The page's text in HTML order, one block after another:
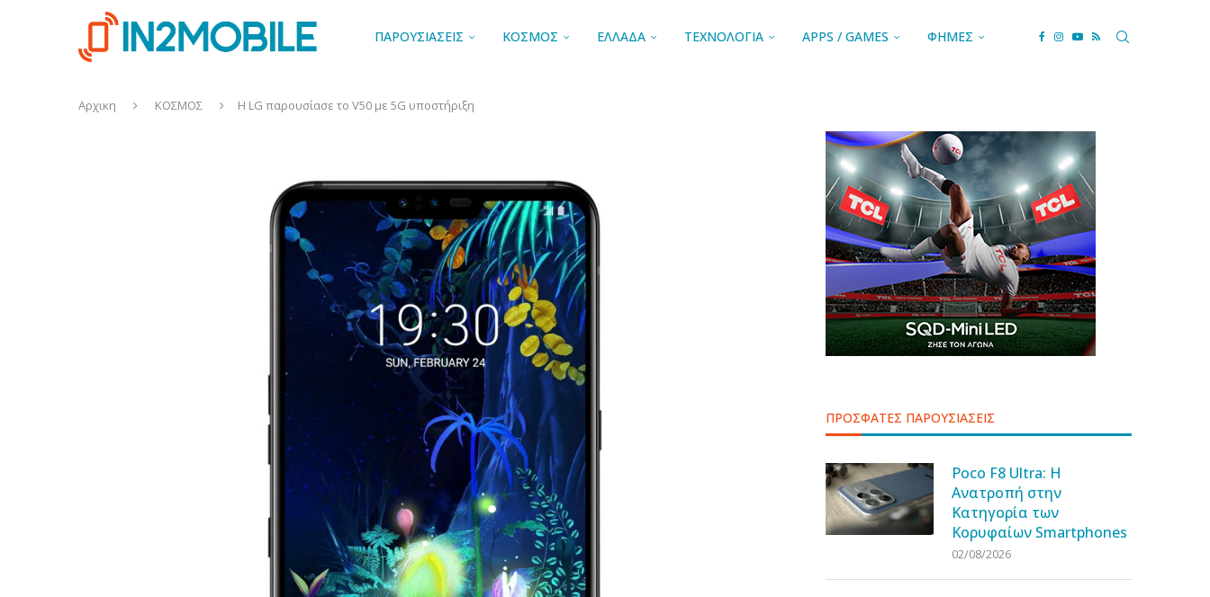
ΠΑΡΟΥΣΙΑΣΕΙΣ ΚΟΣΜΟΣ ΕΛΛΑΔΑ ΤΕΧΝΟΛΟΓΙΑ APPS / GAMES ΦΗΜΕΣ
Αρχικη ΚΟΣΜΟΣ Η LG παρουσίασε το V50 με 5G υποστήριξη
ΠΡΟΣΦΑΤΕΣ ΠΑΡΟΥΣΙΑΣΕΙΣ
Poco F8 Ultra: Η
Ανατροπή στην
Κατηγορία των
Κορυφαίων Smartphones
02/08/2026